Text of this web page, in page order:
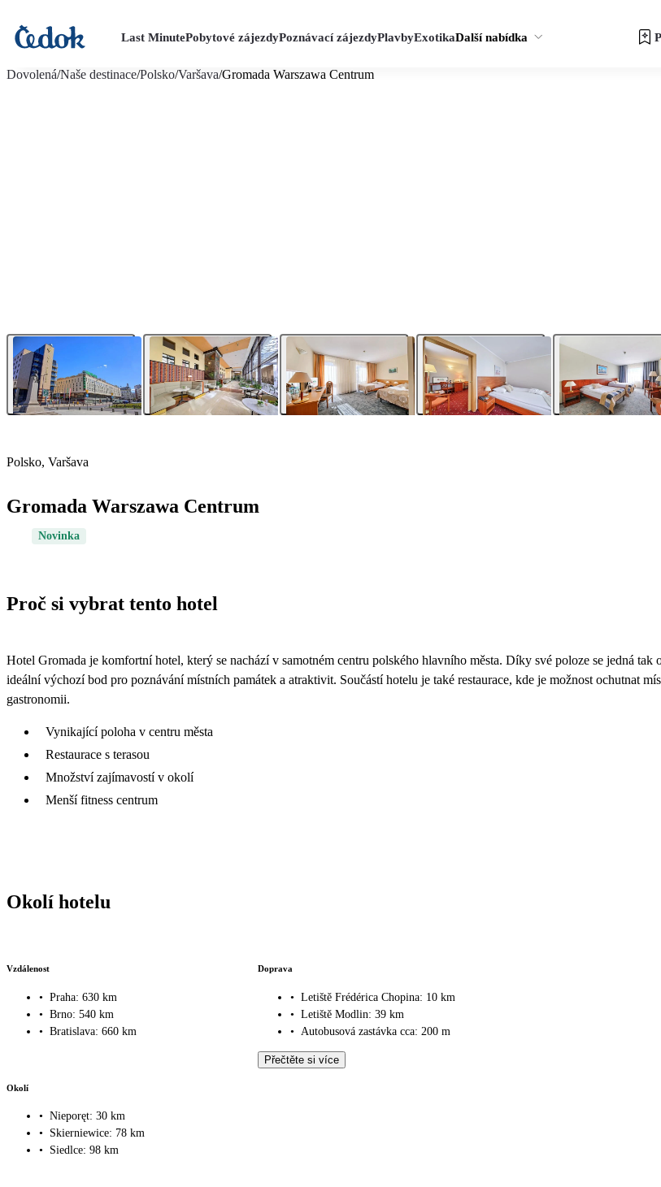
Last MinutePobytové zájezdyPoznávací zájezdyPlavbyExotikaDalší nabídka
Dovolená/Naše destinace/Polsko/Varšava/Gromada Warszawa Centrum
Polsko, Varšava
Gromada Warszawa Centrum
Novinka
Proč si vybrat tento hotel
Hotel Gromada je komfortní hotel, který se nachází v samotném centru polského hlavního města. Díky své poloze se jedná tak
ideální výchozí bod pro poznávání místních památek a atraktivit. Součástí hotelu je také restaurace, kde je možnost ochutnat
gastronomii.
Vynikající poloha v centru města
Restaurace s terasou
Množství zajímavostí v okolí
Menší fitness centrum
Okolí hotelu
Vzdálenost
• Praha: 630 km
• Brno: 540 km
• Bratislava: 660 km
Doprava
• Letiště Frédérica Chopina: 10 km
• Letiště Modlin: 39 km
•
Autobusová zastávka cca: 200 m
Přečtěte si více
Okolí
• Nieporęt: 30 km
•
Skierniewice: 78 km
•
Siedlce: 98 km